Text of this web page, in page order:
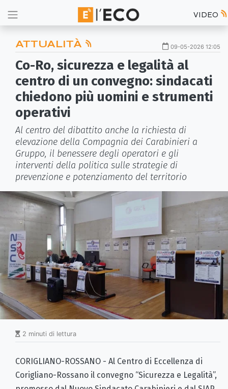
VIDEO
ATTUALITÀ 09-05-2026 12:05
Co-Ro, sicurezza e legalità al
centro di un convegno: sindacati
chiedono più uomini e strumenti
operativi
Al centro del dibattito anche la richiesta di
elevazione della Compagnia dei Carabinieri a
Gruppo, il benessere degli operatori e gli
interventi della politica sulle strategie di
prevenzione e potenziamento del territorio
2 minuti di lettura
CORIGLIANO-ROSSANO - Al Centro di Eccellenza di
Corigliano-Rossano il convegno “Sicurezza e Legalità”,